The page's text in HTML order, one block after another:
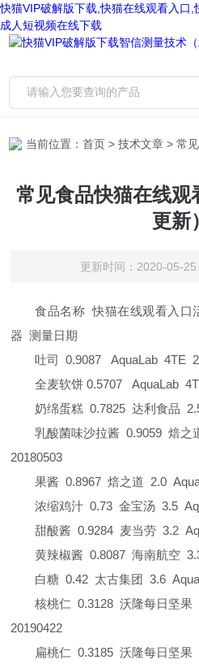
快猫VIP破解版下载,快猫在线观看入口
成人短视频在线下载
当前位置：首页 >技术文章 > 常见
常见食品快猫在线观
更新）
更新时间：2020-05-25
食品名称 快猫在线观看入
器 测量日期
吐司
0.9087 AquaLab 4TE
全麦软饼 0.5707 AquaLab
奶绵蛋糕 0.7825 达利食品
乳酸菌味沙拉酱 0.9059 焙之
20180503
果酱 0.8967 焙之道 2.0
浓缩鸡汁 0.73 金宝汤3.5
甜酸酱 0.9284 麦当劳3.2
黄辣椒酱 0.8087 海南航空
白糖 0.42 太古集团3.6
核桃仁 0.3128 沃隆每日坚果
20190422
扁桃仁 0.3185 沃隆每日坚果